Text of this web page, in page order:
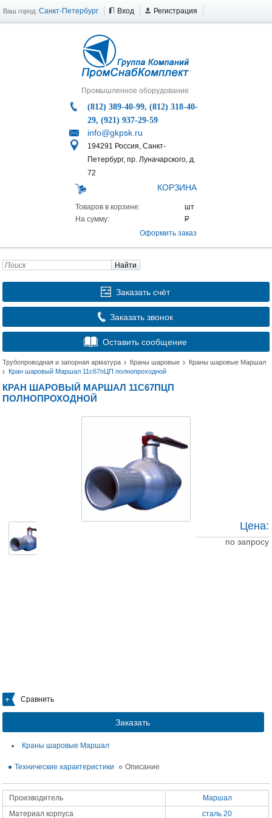
Ваш город: Санкт-Петербург Вход Регистрация
Промышленное оборудование
(812) 389-40-99, (812) 318-40-
29, (921) 937-29-59
info@gkpsk.ru
194291 Россия, Санкт-
Петербург, пр. Луначарского, д.
72
КОРЗИНА
Товаров в корзине:
На сумму:
Оформить заказ
Найти
Заказать счёт
Заказать звонок
Оставить сообщение
Трубопроводная и запорная арматура Краны шаровые
Краны шаровые Маршал
Кран шаровый Маршал 11с67пЦП полнопроходной
КРАН ШАРОВЫЙ МАРШАЛ 11С67ПЦП
ПОЛНОПРОХОДНОЙ
Сравнить
Заказать
Цена:
по запросу
Краны шаровые Маршал
Технические характеристики Описание
Производитель
Маршал
Материал корпуса
сталь 20